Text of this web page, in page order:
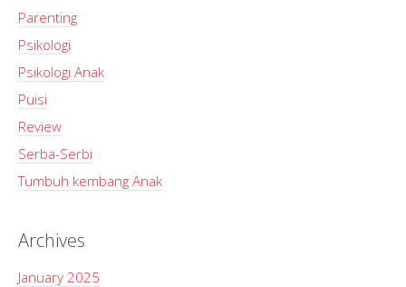
Parenting
Psikologi
Psikologi Anak
Puisi
Review
Serba-Serbi
Tumbuh kembang Anak
Archives
January 2025